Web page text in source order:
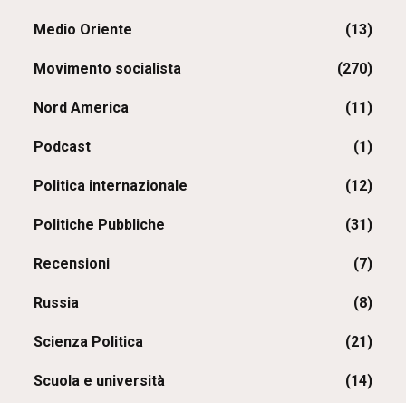
Medio Oriente (13)
Movimento socialista (270)
Nord America (11)
Podcast (1)
Politica internazionale (12)
Politiche Pubbliche (31)
Recensioni (7)
Russia (8)
Scienza Politica (21)
Scuola e università (14)